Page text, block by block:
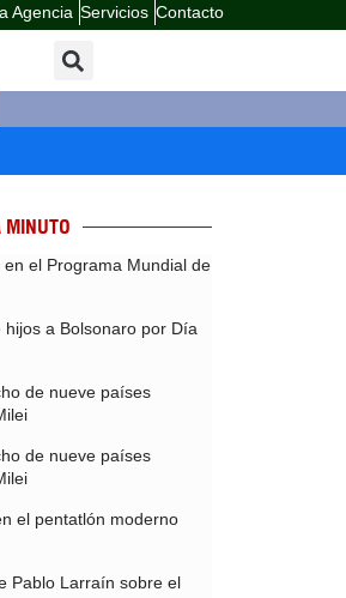
Agencia Servicios Contacto
MINUTO
el Programa Mundial de
hijos a Bolsonaro por Día
de nueve países
de nueve países
el pentatlón moderno
Pablo Larraín sobre el